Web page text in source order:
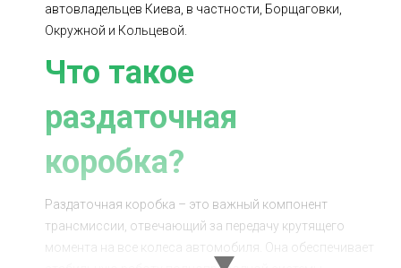
автовладельцев Киева, в частности, Борщаговки,
Окружной и Кольцевой.
Что такое
раздаточная
коробка?
Раздаточная коробка – это важный компонент
трансмиссии, отвечающий за передачу крутящего
момента на все колеса автомобиля. Она обеспечивает